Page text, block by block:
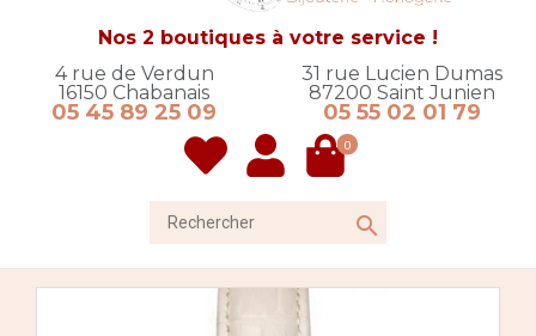
Nos 2 boutiques à votre service !
4 rue de Verdun
16150 Chabanais
05 45 89 25 09
31 rue Lucien Dumas
87200 Saint Junien
05 55 02 01 79
0

Rechercher